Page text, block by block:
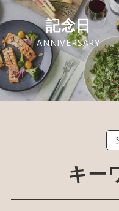
記念日
ANNIVERSARY
キー